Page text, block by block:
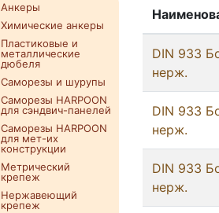
Анкеры
Химические анкеры
Пластиковые и
металлические
дюбеля
Саморезы и шурупы
Саморезы HARPOON
для сэндвич-панелей
Саморезы HARPOON
для мет-их
конструкции
Метрический
крепеж
Нержавеющий
крепеж
DIN 933
нерж.
DIN 933
нерж.
DIN 933
нерж.